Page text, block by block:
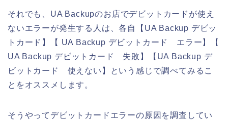
それでも、UA Backupのお店でデビットカードが使え
ないエラーが発生する人は、各自【UA Backup デビッ
トカード】【 UA Backup デビットカード エラー】【
UA Backup デビットカード 失敗】【UA Backup デ
ビットカード 使えない】という感じで調べてみるこ
とをオススメします。
そうやってデビットカードエラーの原因を調査してい